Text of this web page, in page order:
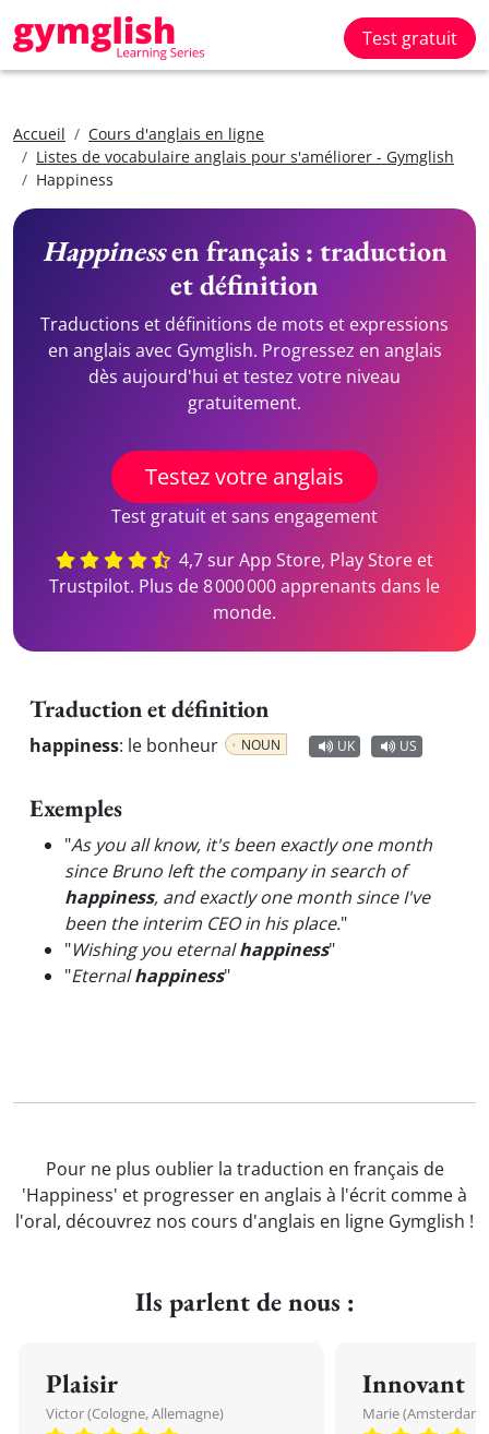
Test gratuit
Accueil
Cours d'anglais en ligne
Listes de vocabulaire anglais pour s'améliorer - Gymglish
Happiness
Happinessen français : traduction
et définition
Traductions et définitions de mots et expressions
en anglais avec Gymglish. Progressez en anglais
dès aujourd'hui et testez votre niveau
gratuitement.
Testez votre anglais
Test gratuit et sans engagement
4,7 sur App Store, Play Store et
Trustpilot. Plus de 8 000 000 apprenants dans le
monde.
Traduction et définition
happiness: le bonheur NOUN UK US
Exemples
"As you all know, it's been exactly one month
since Bruno left the company in search of
happiness, and exactly one month since I've
been the interim CEO in his place."
"Wishing you eternalhappiness"
"Eternalhappiness"
Pour ne plus oublier la traduction en français de
'Happiness' et progresser en anglais à l'écrit comme à
l'oral, découvrez nos cours d'anglais en ligne Gymglish !
Ils parlent de nous :
Plaisir
Victor (Cologne, Allemagne)
Innovant
Marie (Amsterdam,